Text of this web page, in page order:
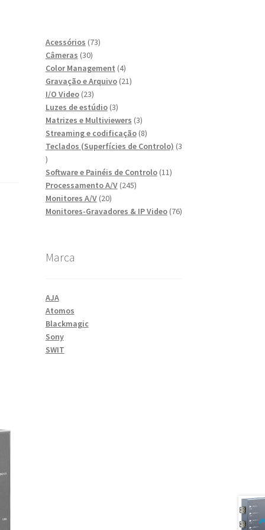
Acessórios 7373
Câmeras 3030
produtos
Color Management 44
produtos
Gravação e Arquivo 2121
I/O Video 2323
produtos
Luzes de estúdio 33
produtos
Matrizes e Multiviewers 33
produtos
Streaming e codificação 88
produtos
Teclados (Superfícies de Controlo) 3
3
produtos
Software e Painéis de Controlo 1111
Processamento A/V 245245
Monitores A/V 2020
produtos
Monitores-Gravadores & IP Video 7676
Marca
AJA
Atomos
Blackmagic
Sony
SWIT